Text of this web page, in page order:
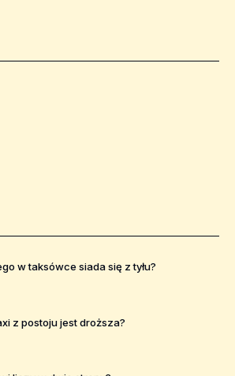
w taksówce siada się z tyłu?
z postoju jest droższa?